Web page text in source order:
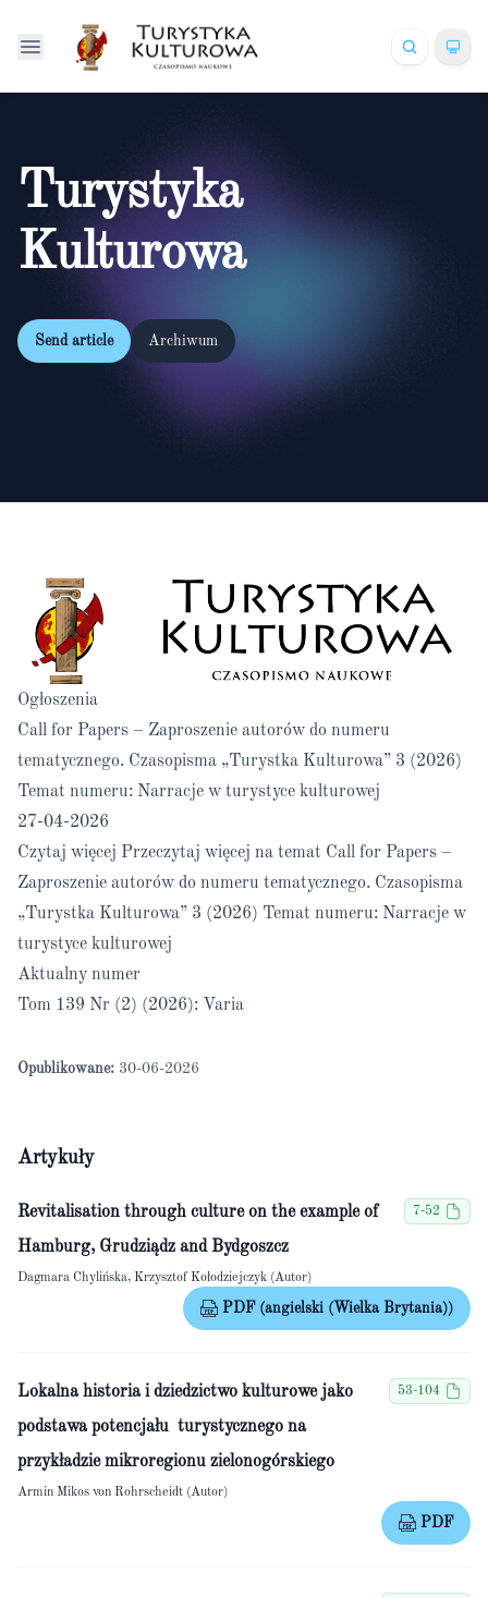
Turystyka
Kulturowa
Send article Archiwum
Ogłoszenia
Call for Papers – Zaproszenie autorów do numeru
tematycznego. Czasopisma „Turystka Kulturowa” 3 (2026)
Temat numeru: Narracje w turystyce kulturowej
27-04-2026
Czytaj więcej Przeczytaj więcej na temat Call for Papers –
Zaproszenie autorów do numeru tematycznego. Czasopisma
„Turystka Kulturowa” 3 (2026) Temat numeru: Narracje w
turystyce kulturowej
Aktualny numer
Tom 139 Nr (2) (2026): Varia
Opublikowane: 30-06-2026
Artykuły
Revitalisation through culture on the example of
Hamburg, Grudziądz and Bydgoszcz
7-52
Dagmara Chylińska, Krzysztof Kołodziejczyk (Autor)
PDF (angielski (Wielka Brytania))
Lokalna historia i dziedzictwo kulturowe jako
podstawa potencjału turystycznego na
przykładzie mikroregionu zielonogórskiego
53-104
Armin Mikos von Rohrscheidt (Autor)
PDF